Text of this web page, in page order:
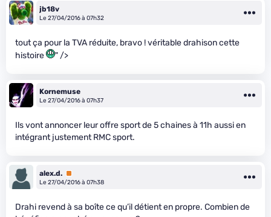
jb18v
Le 27/04/2016 à 07h32
tout ça pour la TVA réduite, bravo ! véritable drahison cette
histoire
" />
Kornemuse
Le 27/04/2016 à 07h37
Ils vont annoncer leur offre sport de 5 chaines à 11h aussi en
intégrant justement RMC sport.
alex.d. Premium
Le 27/04/2016 à 07h38
Drahi revend à sa boîte ce qu’il détient en propre. Combien de